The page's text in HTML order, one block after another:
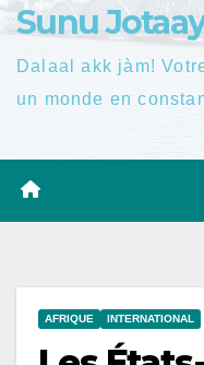
Sunu
Dalaal akk jàm!
un monde en
AFRIQUE INTERNATIONAL